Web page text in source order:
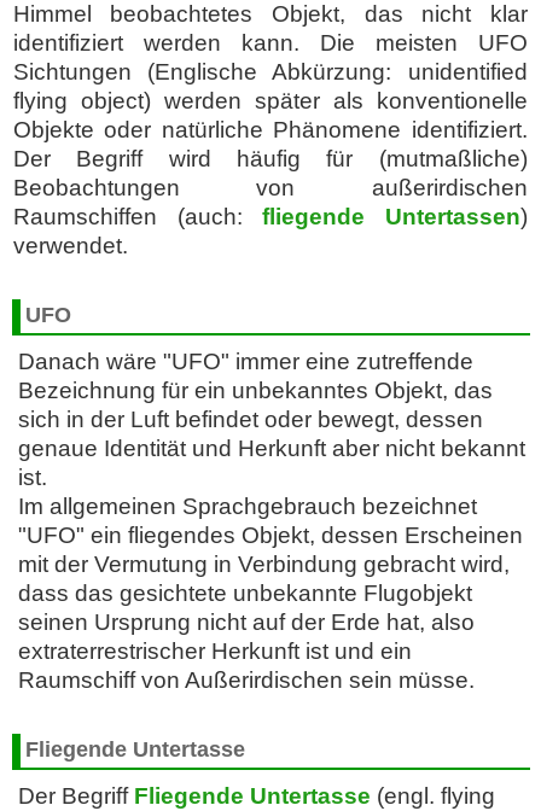
Himmel beobachtetes Objekt, das nicht klar
identifiziert werden kann. Die meisten UFO
Sichtungen (Englische Abkürzung: unidentified
flying object) werden später als konventionelle
Objekte oder natürliche Phänomene identifiziert.
Der Begriff wird häufig für (mutmaßliche)
Beobachtungen von außerirdischen
Raumschiffen (auch:fliegende Untertassen)
verwendet.
UFO
Danach wäre "UFO" immer eine zutreffende
Bezeichnung für ein unbekanntes Objekt, das
sich in der Luft befindet oder bewegt, dessen
genaue Identität und Herkunft aber nicht bekannt
ist.
Im allgemeinen Sprachgebrauch bezeichnet
"UFO" ein fliegendes Objekt, dessen Erscheinen
mit der Vermutung in Verbindung gebracht wird,
dass das gesichtete unbekannte Flugobjekt
seinen Ursprung nicht auf der Erde hat, also
extraterrestrischer Herkunft ist und ein
Raumschiff von Außerirdischen sein müsse.
Fliegende Untertasse
Der Begriff Fliegende Untertasse (engl. flying